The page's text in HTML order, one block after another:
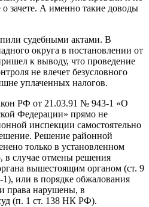
зачете. А именно такие доводы
судебными актами. В
округа в постановлении от
к выводу, что проведение
не влечет безусловного
уплаченных налогов.
РФ от 21.03.91 № 943-1 «О
Федерации» прямо не
инспекции самостоятельно
Решение районной
только в установленном
в случае отмены решения
вышестоящим органом (ст. 9
или в порядке обжалования
права нарушены, в
(п. 1 ст. 138 НК РФ).